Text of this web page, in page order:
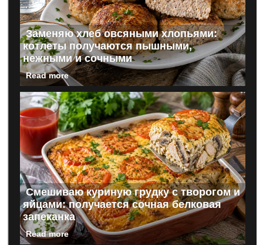
Заменяю хлеб овсяными хлопьями:
котлеты получаются пышными,
нежными и сочными
Read more
Смешиваю куриную грудку с творогом и
яйцами: получается сочная белковая
запеканка
Read more